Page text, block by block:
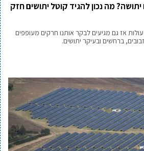
מה נכון להגיד קוטל יתושים חזק
אז גם מגיעים לבקר אותנו חרקים מעופפים
ברחשים ובעיקר יתושים.